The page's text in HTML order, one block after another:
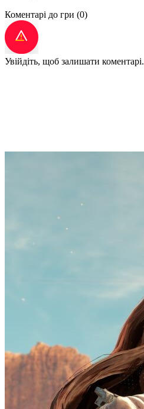
Коментарі до гри (0)
Увійдіть, щоб залишати коментарі.